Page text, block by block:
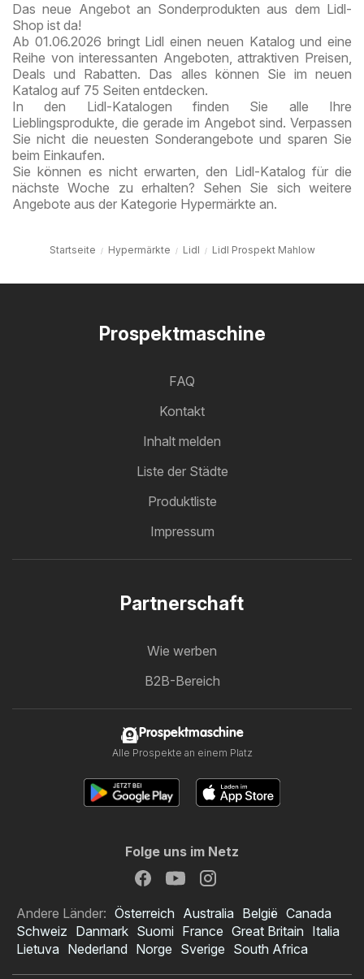
Das neue Angebot an Sonderprodukten aus dem Lidl-
Shop ist da!
Ab 01.06.2026 bringt Lidl einen neuen Katalog und eine
Reihe von interessanten Angeboten, attraktiven Preisen,
Deals und Rabatten. Das alles können Sie im neuen
Katalog auf 75 Seiten entdecken.
In den Lidl-Katalogen finden Sie alle Ihre
Lieblingsprodukte, die gerade im Angebot sind. Verpassen
Sie nicht die neuesten Sonderangebote und sparen Sie
beim Einkaufen.
Sie können es nicht erwarten, den Lidl-Katalog für die
nächste Woche zu erhalten? Sehen Sie sich weitere
Angebote aus der Kategorie Hypermärkte an.
Startseite Hypermärkte Lidl Lidl Prospekt Mahlow
Prospektmaschine
FAQ
Kontakt
Inhalt melden
Liste der Städte
Produktliste
Impressum
Partnerschaft
Wie werben
B2B-Bereich
Prospektmaschine
Alle Prospekte an einem Platz
Folge uns im Netz
Andere Länder: Österreich Australia België Canada
Schweiz Danmark Suomi France Great Britain Italia
Lietuva Nederland Norge Sverige South Africa